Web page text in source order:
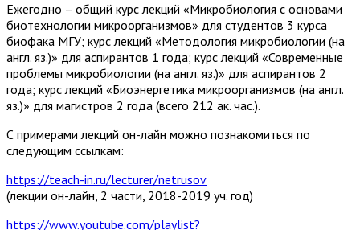
Ежегодно – общий курс лекций «Микробиология с основами
биотехнологии микроорганизмов» для студентов 3 курса
биофака МГУ; курс лекций «Методология микробиологии (на
англ. яз.)» для аспирантов 1 года; курс лекций «Современные
проблемы микробиологии (на англ. яз.)» для аспирантов 2
года; курс лекций «Биоэнергетика микроорганизмов (на англ.
яз.)» для магистров 2 года (всего 212 ак. час.).
С примерами лекций он-лайн можно познакомиться по
следующим ссылкам:
https://teach-in.ru/lecturer/netrusov
(лекции он-лайн, 2 части, 2018-2019 уч. год)
https://www.youtube.com/playlist?